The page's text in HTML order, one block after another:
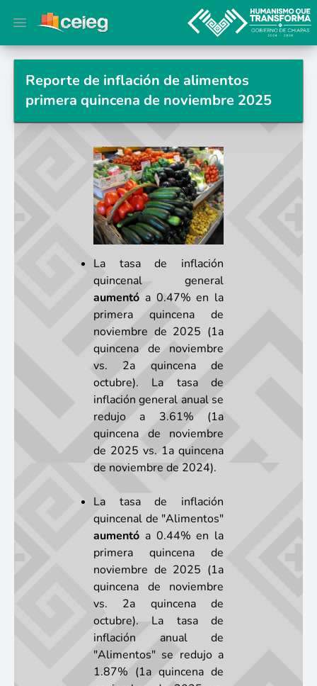
Open main menu
Reporte de inflación de alimentos
primera quincena de noviembre 2025
La tasa de inflación
quincenal general
aumentó a 0.47% en la
primera quincena de
noviembre de 2025 (1a
quincena de noviembre
vs. 2a quincena de
octubre). La tasa de
inflación general anual se
redujo a 3.61% (1a
quincena de noviembre
de 2025 vs. 1a quincena
de noviembre de 2024).
La tasa de inflación
quincenal de "Alimentos"
aumentó a 0.44% en la
primera quincena de
noviembre de 2025 (1a
quincena de noviembre
vs. 2a quincena de
octubre). La tasa de
inflación anual de
"Alimentos" se redujo a
1.87% (1a quincena de